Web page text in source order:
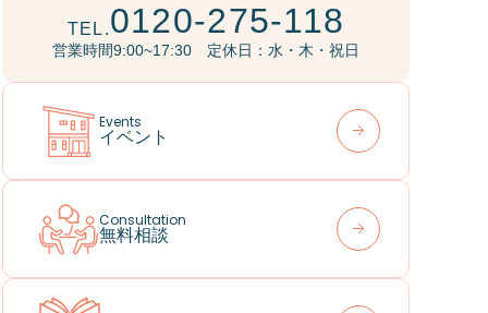
TEL.0120-275-118
営業時間9:00~17:30 定休日：水・木・祝日
Events
イベント
Consultation
無料相談